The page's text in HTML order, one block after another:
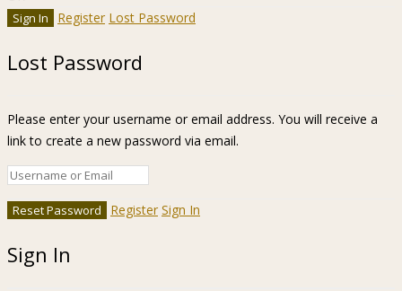
Register Lost Password
Lost Password
Please enter your username or email address. You will receive a
link to create a new password via email.
Register Sign In
Sign In